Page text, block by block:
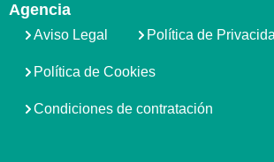
Agencia
Aviso Legal Política de
Política de Cookies
Condiciones de contratación